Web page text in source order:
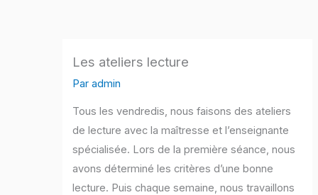
Les ateliers lecture
Paradmin
Tous les vendredis, nous faisons des ateliers
de lecture avec la maîtresse et l’enseignante
spécialisée. Lors de la première séance, nous
avons déterminé les critères d’une bonne
lecture. Puis chaque semaine, nous travaillons